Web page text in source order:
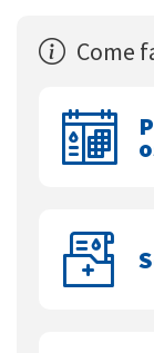
Come